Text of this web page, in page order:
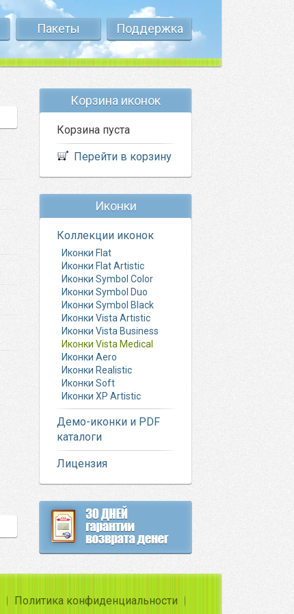
Пакеты Поддержка
Корзина иконок
Корзина пуста
Перейти в корзину
Иконки
Коллекции иконок
Иконки Flat
Иконки Flat Artistic
Иконки Symbol Color
Иконки Symbol Duo
Иконки Symbol Black
Иконки Vista Artistic
Иконки Vista Business
Иконки Vista Medical
Иконки Aero
Иконки Realistic
Иконки Soft
Иконки XP Artistic
Демо-иконки и PDF
каталоги
Лицензия
Политика конфиденциальности